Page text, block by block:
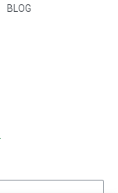
BLOG